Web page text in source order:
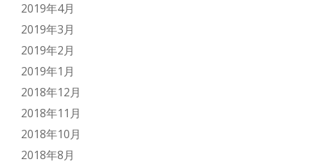
2019年4月
2019年3月
2019年2月
2019年1月
2018年12月
2018年11月
2018年10月
2018年8月